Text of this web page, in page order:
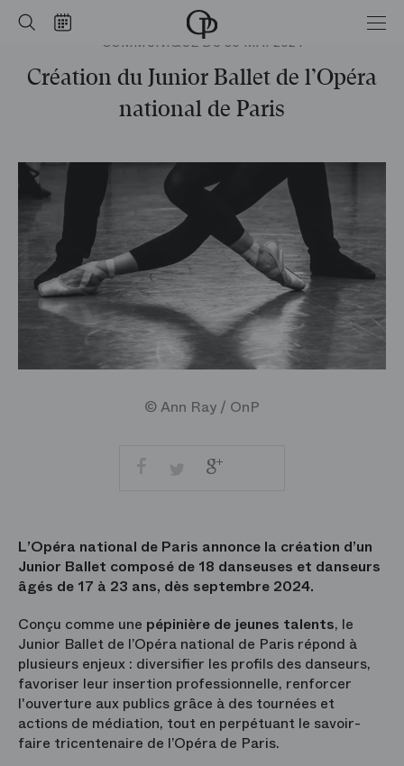
Rechercher
Calendrier Accueil
-
national
de
Paris
COMMUNIQUÉ DU 30 MAI 2024
Création du Junior Ballet de l’Opéra
national de Paris
© Ann Ray / OnP
FacebookTwitterGoogle
+
L’Opéra national de Paris annonce la création d’un
Junior Ballet composé de 18 danseuses et danseurs
âgés de 17 à 23 ans, dès septembre 2024.
Conçu comme une pépinière de jeunes talents, le
Junior Ballet de l’Opéra national de Paris répond à
plusieurs enjeux : diversifier les profils des danseurs,
favoriser leur insertion professionnelle, renforcer
l'ouverture aux publics grâce à des tournées et
actions de médiation, tout en perpétuant le savoir-
faire tricentenaire de l’Opéra de Paris.